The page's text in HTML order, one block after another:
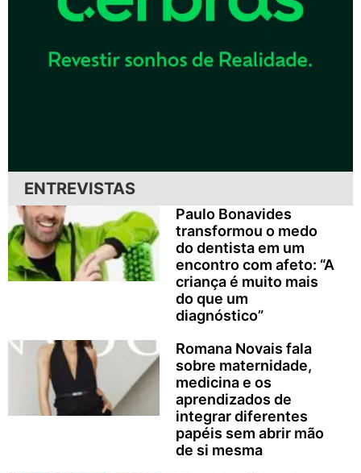
ENTREVISTAS
Paulo Bonavides
transformou o medo
do dentista em um
encontro com afeto: “A
criança é muito mais
do que um
diagnóstico”
Romana Novais fala
sobre maternidade,
medicina e os
aprendizados de
integrar diferentes
papéis sem abrir mão
de si mesma